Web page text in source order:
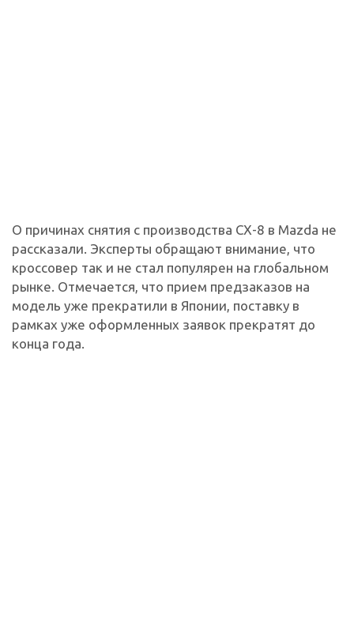
О причинах снятия с производства CX-8 в Mazda не
рассказали. Эксперты обращают внимание, что
кроссовер так и не стал популярен на глобальном
рынке. Отмечается, что прием предзаказов на
модель уже прекратили в Японии, поставку в
рамках уже оформленных заявок прекратят до
конца года.